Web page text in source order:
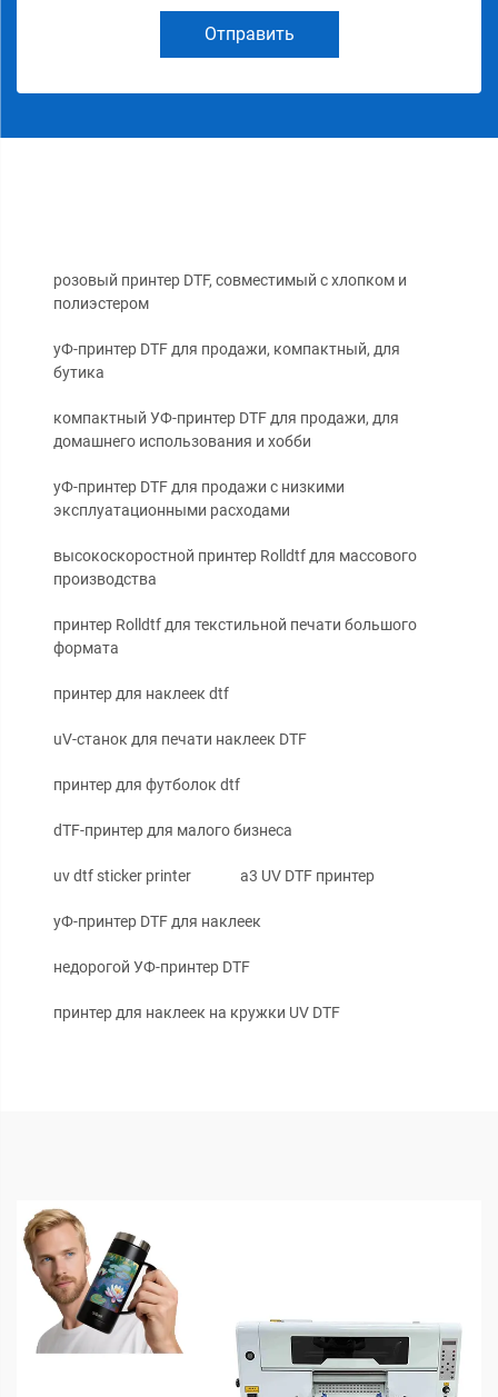
Отправить
розовый принтер DTF, совместимый с хлопком и
полиэстером
уФ-принтер DTF для продажи, компактный, для
бутика
компактный УФ-принтер DTF для продажи, для
домашнего использования и хобби
уФ-принтер DTF для продажи с низкими
эксплуатационными расходами
высокоскоростной принтер Rolldtf для массового
производства
принтер Rolldtf для текстильной печати большого
формата
принтер для наклеек dtf
uV-станок для печати наклеек DTF
принтер для футболок dtf
dTF-принтер для малого бизнеса
uv dtf sticker printer a3 UV DTF принтер
уФ-принтер DTF для наклеек
недорогой УФ-принтер DTF
принтер для наклеек на кружки UV DTF